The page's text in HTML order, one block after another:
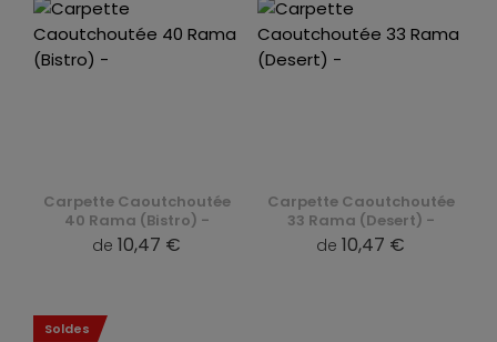
Carpette Caoutchoutée
40 Rama (Bistro) -
de 10,47 €
Carpette Caoutchoutée
33 Rama (Desert) -
de 10,47 €
Soldes